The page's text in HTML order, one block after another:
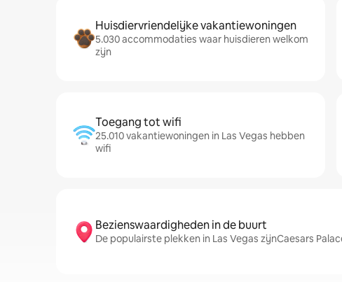
Huisdiervriendelijke vakantiewoningen
5.030 accommodaties waar huisdieren welkom
zijn
Toegang tot wifi
25.010 vakantiewoningen in Las Vegas hebben
wifi
Bezienswaardigheden in de buurt
De populairste plekken in Las Vegas zijnCaesars